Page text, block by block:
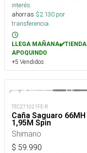
interés
ahorras $2.130 por
transferencia.
LLEGA MAÑANA✔️TIENDA
APOQUINDO
+5 Vendidos
TEC271021FE-R
Caña Saguaro 66MH
1,95M Spin
Shimano
$ 59.990